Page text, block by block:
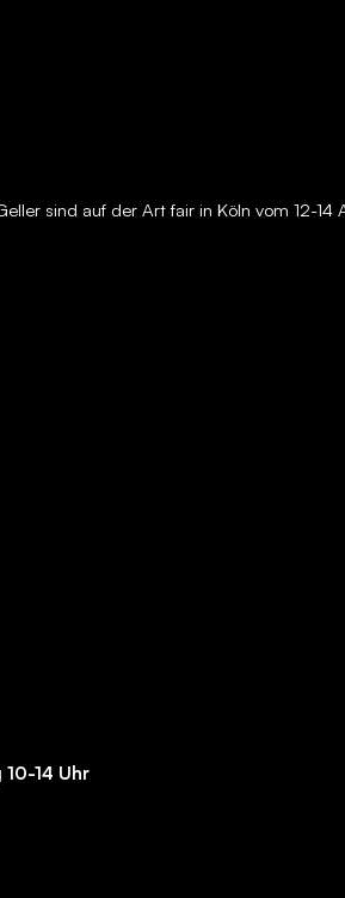
sind auf der Art fair in Köln vom 12-14
14 Uhr